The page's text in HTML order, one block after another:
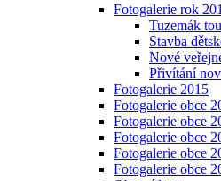
Fotogalerie rok
Tuzemák
Stavba
Nové
Přivítání
Fotogalerie 2015
Fotogalerie obce
Fotogalerie obce
Fotogalerie obce
Fotogalerie obce
Fotogalerie obce